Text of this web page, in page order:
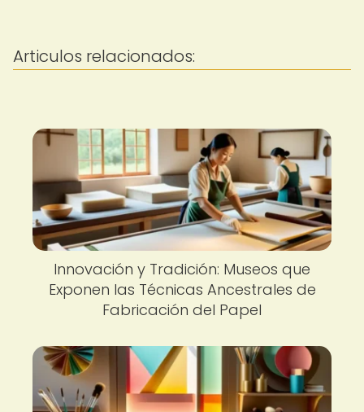
Articulos relacionados:
Innovación y Tradición: Museos que
Exponen las Técnicas Ancestrales de
Fabricación del Papel